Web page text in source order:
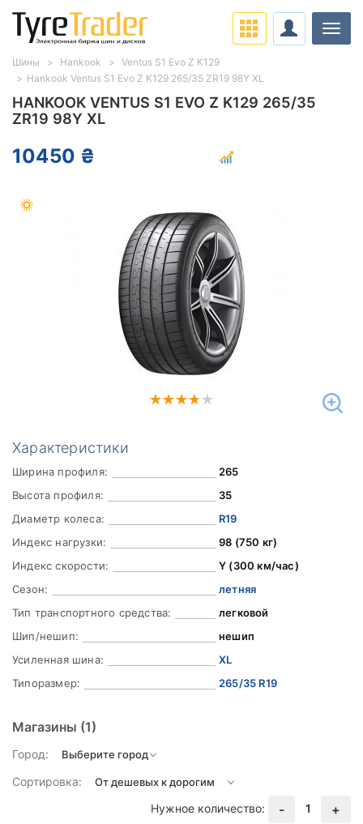
HANKOOK VENTUS S1 EVO Z K129 265/35
ZR19 98Y XL
10450 ₴
Характеристики
Ширина профиля:
265
Высота профиля:
35
Диаметр колеса:
R19
Индекс нагрузки:
98 (750 кг)
Индекс скорости:
Y (300 км/час)
Сезон:
летняя
Тип транспортного средства:
легковой
Шип/нешип:
нешип
Усиленная шина:
XL
Типоразмер:
265/35 R19
Магазины (1)
Город:
Сортировка:
Нужное количество:
- 1 +
Шины Hankook
Ventus S1 Evo Z K129
Hankook Ventus S1 Evo Z K129 265/35 ZR19 98Y XL